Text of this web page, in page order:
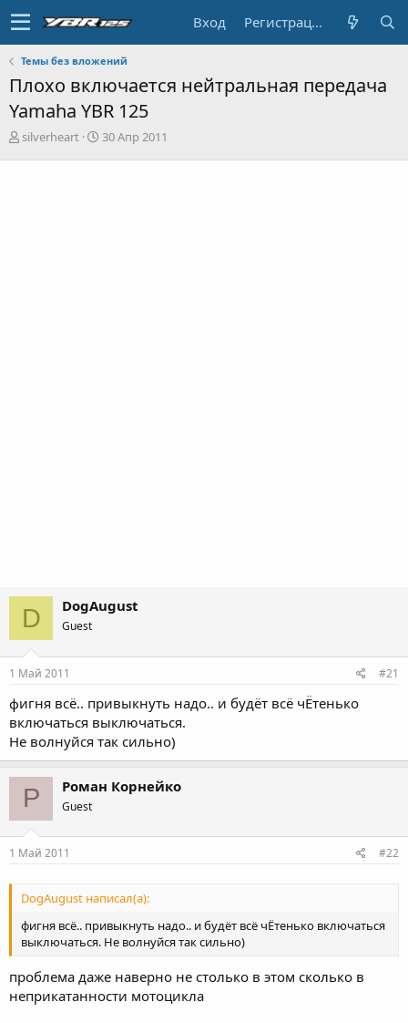
Вход Регистрация
Темы без вложений
Плохо включается нейтральная передача
Yamaha YBR 125
А
silverheart
Д
30 Апр 2011
D DogAugust
Guest
1 Май 2011 #21
фигня всё.. привыкнуть надо.. и будёт всё чЁтенько
включаться выключаться.
Не волнуйся так сильно)
Р Роман Корнейко
Guest
1 Май 2011 #22
DogAugust написал(а):
фигня всё.. привыкнуть надо.. и будёт всё чЁтенько включаться
выключаться. Не волнуйся так сильно)
проблема даже наверно не столько в этом сколько в
неприкатанности мотоцикла